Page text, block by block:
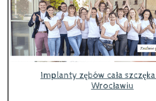
Implanty zębów cała
Wrocławiu